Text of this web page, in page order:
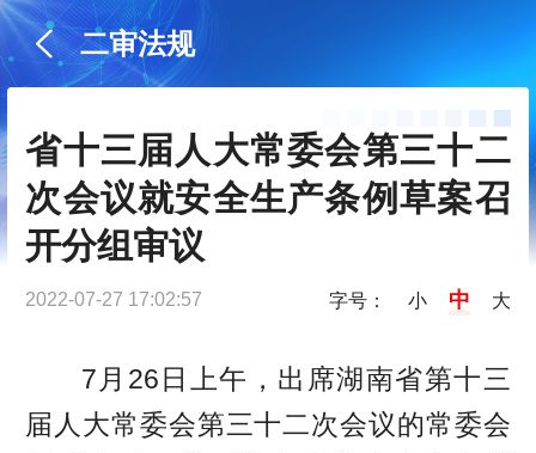
二审法规
省十三届人大常委会第三十二
次会议就安全生产条例草案召
开分组审议
2022-07-27 17:02:57 字号： 小 中 大
7月 26 日上午，出席湖南省第十三
届人大常委会第三十二次会议的常委会